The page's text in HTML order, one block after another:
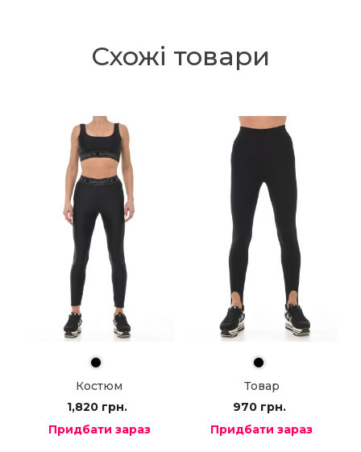
Схожі товари
Костюм
1,820 грн.
Придбати зараз
Товар
970 грн.
Придбати зараз